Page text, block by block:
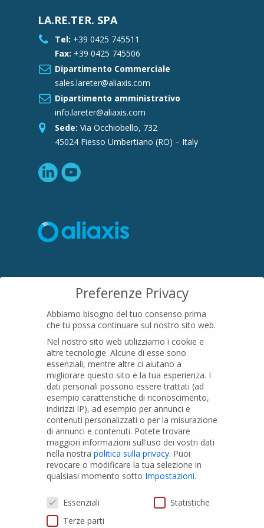
LA.RE.TER. SPA
Tel: +39 0425 745511
Fax: +39 0425 745506
Dipartimento Commerciale
sales.lareter@aliaxis.com
Dipartimento amministrativo
info.lareter@aliaxis.com
Sede: Via Occhiobello, 732
45024 Fiesso Umbertiano (RO) – Italy
16015 Casella (GE) – Italy
01079200299
PRODOTTI
Tubi PVC
Raccordi PVC
Tubi e Raccordi in PVC-A
Pozzi Artesiani
Preferenze Privacy
Abbiamo bisogno del tuo consenso prima
che tu possa continuare sul nostro sito web.
Nel nostro sito web utilizziamo i cookie e
altre tecnologie. Alcune di esse sono
essenziali, mentre altre ci aiutano a
migliorare questo sito e la tua esperienza. I
dati personali possono essere trattati (ad
esempio caratteristiche di riconoscimento,
indirizzi IP), ad esempio per annunci e
contenuti personalizzati o per la misurazione
di annunci e contenuti. Potete trovare
maggiori informazioni sull'uso dei vostri dati
nella nostra politica sulla privacy. Puoi
revocare o modificare la tua selezione in
qualsiasi momento sotto Impostazioni.
Preferenze Privacy
Essenziali
Statistiche
Terze parti